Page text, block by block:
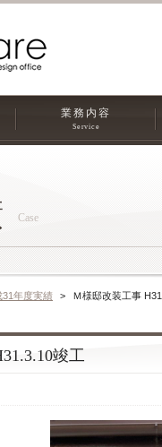
業務内容
Service
Case
31年度実績 Ｍ様邸改装工事
竣工